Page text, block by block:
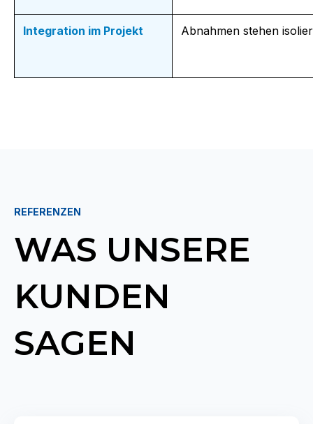
Integration im Projekt Abnahmen stehen
REFERENZEN
WAS UNSERE
KUNDEN
SAGEN